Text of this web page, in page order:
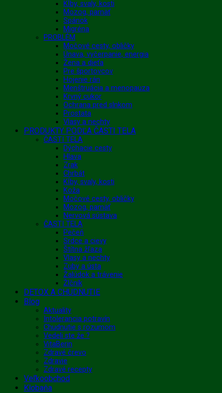
Kĺby, svaly, kosti
Mozog, pamäť
Spánok
Migréna
PROBLÉM
Močové cesty, obličky
Únava, vyčerpanie, energia
Žena a dieťa
Pre športovcov
Hojenie rán
Menštruácia a menopauza
Krvný cukor
Ochrana pred slnkom
Prostata
Vlasy a nechty
PRODUKTY PODĽA ČASTI TELA
ČASTI TELA
Dýchacie cesty
Hlava
Zrak
Chrbát
Kĺby, svaly, kosti
Koža
Močové cesty, obličky
Mozog, pamäť
Nervová sústava
ČASTI TELA
Pečeň
Srdce a cievy
Štítna žľaza
Vlasy a nechty
Zuby a ústa
Žalúdok a trávenie
Žlčník
DETOX A CHUDNUTIE
Blog
Aktuality
Intolerancia potravín
Chudnutie s rozumom
Vedeli ste že ?
VitaBerin
Zdravé črevo
Zdravie
Zdravé recepty
Veľkoobchod
Klobaňa